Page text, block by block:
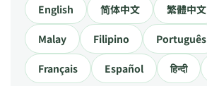
English 简体中文 繁體中文
Malay Filipino Português
Français Español हिन्दी